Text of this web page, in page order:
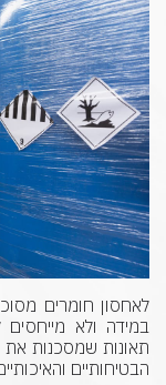
לאחסון חומרים
במידה ולא מייחסים
תאונות שמסכנות
הבטיחותיים